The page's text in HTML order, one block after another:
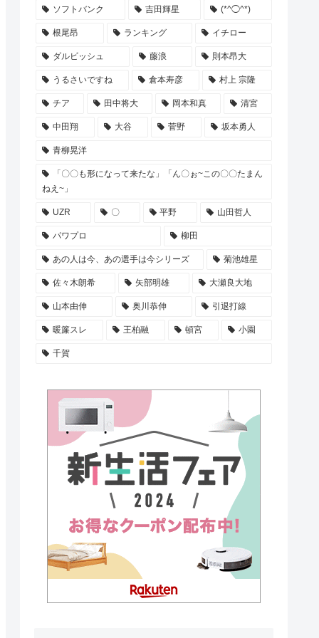
ソフトバンク 吉田輝星 (*^◯^*)
根尾昂 ランキング イチロー
ダルビッシュ 藤浪 則本昂大
うるさいですね 倉本寿彦 村上 宗隆
チア 田中将大 岡本和真 清宮
中田翔 大谷 菅野 坂本勇人
青柳晃洋
「〇〇も形になって来たな」「ん〇ぉ~この〇〇たまん
ねえ~」
UZR 〇 平野 山田哲人
パワプロ 柳田
あの人は今、あの選手は今シリーズ 菊池雄星
佐々木朗希 矢部明雄 大瀬良大地
山本由伸 奥川恭伸 引退打線
暖簾スレ 王柏融 頓宮 小園
千賀